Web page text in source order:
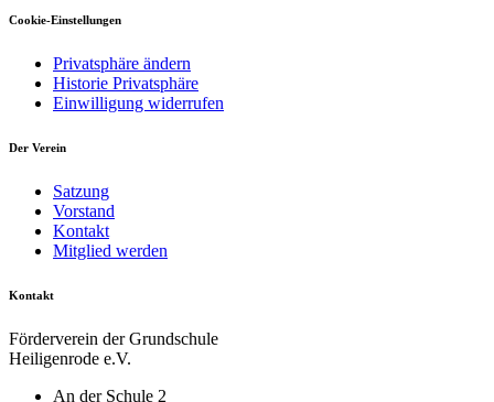
Cookie-Einstellungen
Privatsphäre ändern
Historie Privatsphäre
Einwilligung widerrufen
Der Verein
Satzung
Vorstand
Kontakt
Mitglied werden
Kontakt
Förderverein der Grundschule
Heiligenrode e.V.
An der Schule 2